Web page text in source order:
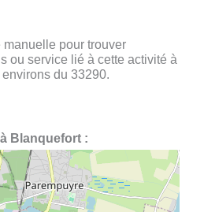
pour trouver
ou service lié à cette activité à
du 33290.
Blanquefort :